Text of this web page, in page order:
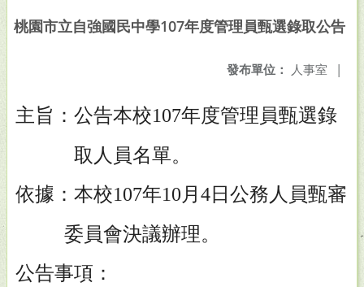
桃園市立自強國民中學107年度管理員甄選錄取公告
發布單位： 人事室 |
主旨：公告本校107年度管理員甄選錄
取人員名單。
依據：本校107年10月4日公務人員甄審
委員會決議辦理。
公告事項：